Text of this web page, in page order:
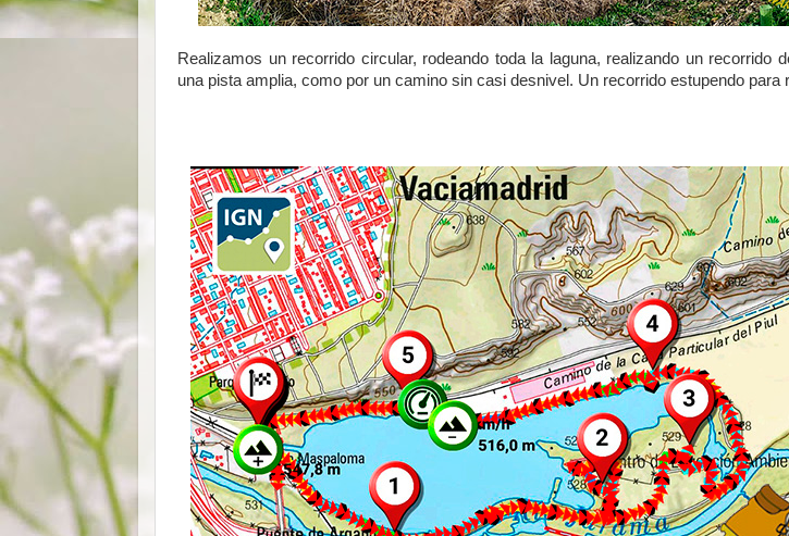
Realizamos un recorrido circular, rodeando toda la laguna, realizando un recorrido
una pista amplia, como por un camino sin casi desnivel. Un recorrido estupendo para